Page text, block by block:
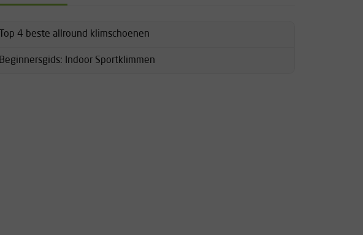
Top 4 beste allround klimschoenen
Beginnersgids: Indoor Sportklimmen